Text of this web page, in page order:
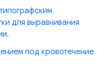
для выравнивания
под кровотечение